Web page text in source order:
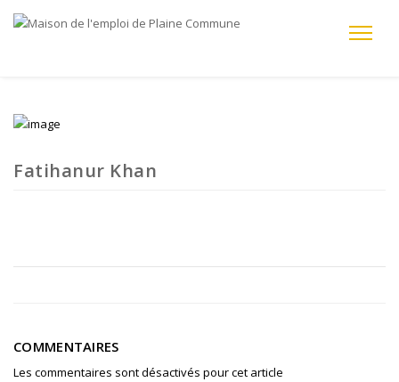
Fatihanur Khan
COMMENTAIRES
Les commentaires sont désactivés pour cet article